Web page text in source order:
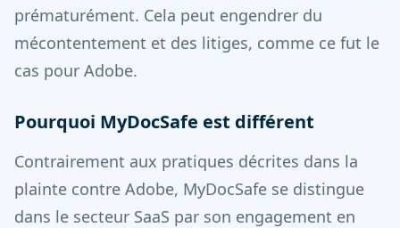
prématurément. Cela peut engendrer du
mécontentement et des litiges, comme ce fut le
cas pour Adobe.
Pourquoi MyDocSafe est différent
Contrairement aux pratiques décrites dans la
plainte contre Adobe, MyDocSafe se distingue
dans le secteur SaaS par son engagement en